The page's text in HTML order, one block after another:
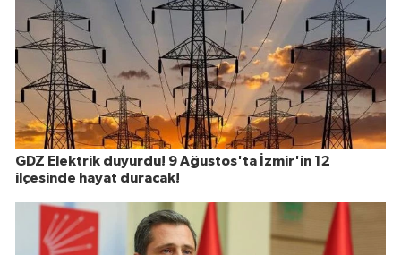
GDZ Elektrik duyurdu! 9 Ağustos'ta İzmir'in 12
ilçesinde hayat duracak!